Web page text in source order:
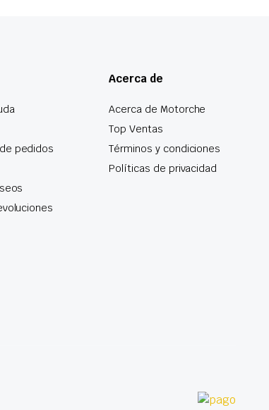
pedidos
Acerca de
Acerca de Motorche
Top Ventas
Términos y condiciones
Políticas de privacidad